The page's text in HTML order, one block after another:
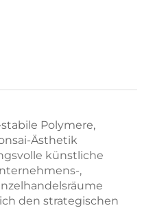
Polymere,
Ästhetik
künstliche
,
den strategischen